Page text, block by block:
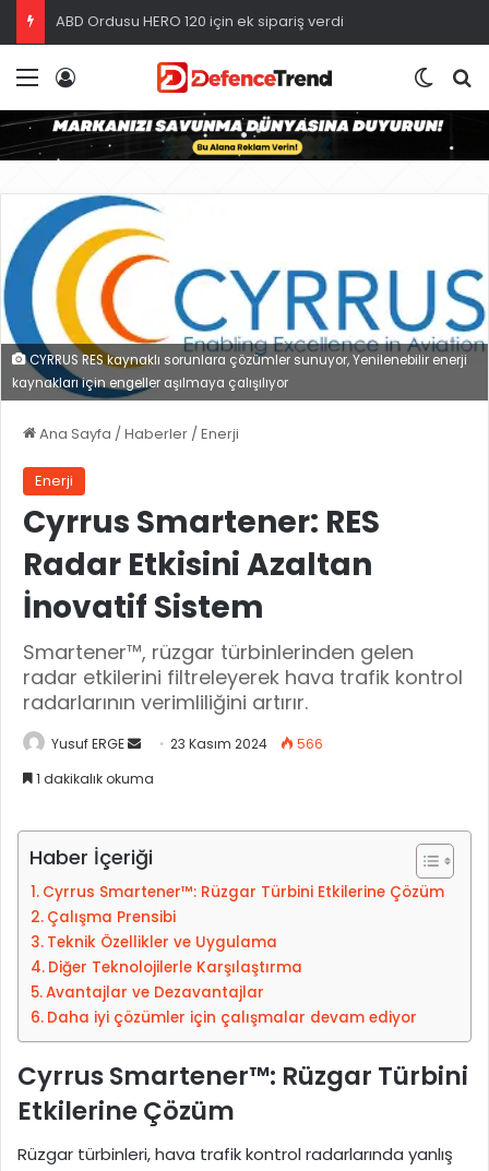
ABD Ordusu HERO 120 için ek sipariş verdi
Menü Dış
CYRRUS RES kaynaklı sorunlara çözümler sunuyor, Yenilenebilir enerji
kaynakları için engeller aşılmaya çalışılıyor
Ana Sayfa /Haberler /Enerji
Enerji
Cyrrus Smartener: RES
Radar Etkisini Azaltan
İnovatif Sistem
Smartener™, rüzgar türbinlerinden gelen
radar etkilerini filtreleyerek hava trafik kontrol
radarlarının verimliliğini artırır.
Yusuf ERGE
-
p
o
s
t
d
e
m
23 Kasım 2024
566
1 dakikalık okuma
Haber İçeriği
Cyrrus Smartener™: Rüzgar Türbini Etkilerine Çözüm
Çalışma Prensibi
Teknik Özellikler ve Uygulama
Diğer Teknolojilerle Karşılaştırma
Avantajlar ve Dezavantajlar
Daha iyi çözümler için çalışmalar devam ediyor
Cyrrus Smartener™: Rüzgar Türbini
Etkilerine Çözüm
Rüzgar türbinleri, hava trafik kontrol radarlarında yanlış